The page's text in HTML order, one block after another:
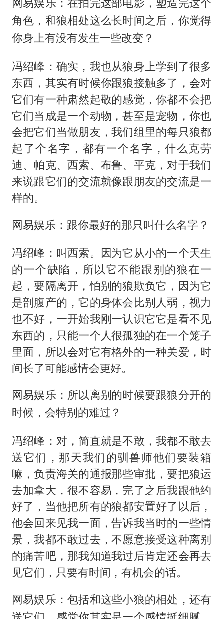
网易娱乐：在拍完这部电影，塑造完这个
角色，和狼相处这么长时间之后，你觉得
你身上有没有发生一些改变？
冯绍峰：确实，我也从狼身上学到了很多
东西，其实有时候你跟狼接触多了，会对
它们有一种肃然起敬的感觉，你都不会把
它们当成是一个动物，甚至是宠物，你也
会把它们当做朋友，我们组里的每只狼都
起了个名字，都有一个名字，什么克劳
迪、帕克、西索、布鲁、平克，对于我们
来说跟它们的交流就像跟朋友的交流是一
样的。
网易娱乐：跟你最好的那只叫什么名字？
冯绍峰：叫西索。因为它从小的一个天生
的一个缺陷，所以它不能跟别的狼在一
起，要隔离开，怕别的狼欺负它，因为它
是剖腹产的，它的身体会比别人弱，视力
也不好，一开始我刚一认识它它是看不见
东西的，只能一个人很孤独的在一个笼子
里面，所以会对它有格外的一种关爱，时
间长了可能感情会更好。
网易娱乐：所以离别的时候要跟狼分开的
时候，会特别的难过？
冯绍峰：对，简直就是不敢，我都不敢去
送它们，那天我们的驯兽师他们要装箱
嘛，负责海关的通报那些审批，要把狼运
去加拿大，很不容易，完了之后我跟他约
好了，当他把所有的狼都安置好了以后，
他会回来见我一面，告诉我当时的一些情
景，我都不敢过去，不愿意接受这种离别
的痛苦吧，那我知道我过后肯定还会再去
见它们，只要有时间，有机会的话。
网易娱乐：包括和这些小狼的相处，还有